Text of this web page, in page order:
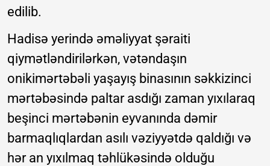
edilib.
Hadisə yerində əməliyyat şəraiti
qiymətləndirilərkən, vətəndaşın
onikimərtəbəli yaşayış binasının səkkizinci
mərtəbəsində paltar asdığı zaman yıxılaraq
beşinci mərtəbənin eyvanında dəmir
barmaqlıqlardan asılı vəziyyətdə qaldığı və
hər an yıxılmaq təhlükəsində olduğu